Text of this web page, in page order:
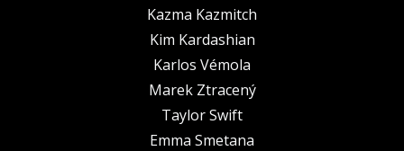
Kazma Kazmitch
Kim Kardashian
Karlos Vémola
Marek Ztracený
Taylor Swift
Emma Smetana